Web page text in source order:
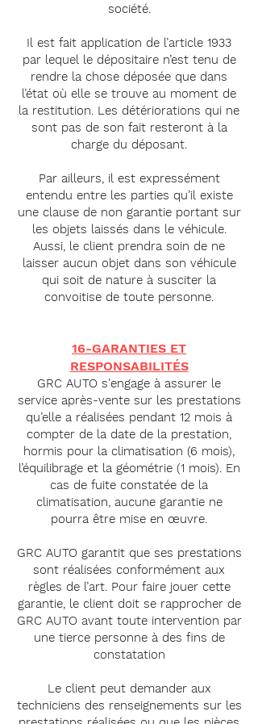
société.
Il est fait application de l’article 1933
par lequel le dépositaire n’est tenu de
rendre la chose déposée que dans
l’état où elle se trouve au moment de
la restitution. Les détériorations qui ne
sont pas de son fait resteront à la
charge du déposant.
Par ailleurs, il est expressément
entendu entre les parties qu’il existe
une clause de non garantie portant sur
les objets laissés dans le véhicule.
Aussi, le client prendra soin de ne
laisser aucun objet dans son véhicule
qui soit de nature à susciter la
convoitise de toute personne.
16-GARANTIES ET
RESPONSABILITÉS
GRC AUTO s'engage à assurer le
service après-vente sur les prestations
qu’elle a réalisées pendant 12 mois à
compter de la date de la prestation,
hormis pour la climatisation (6 mois),
l’équilibrage et la géométrie (1 mois). En
cas de fuite constatée de la
climatisation, aucune garantie ne
pourra être mise en œuvre.
GRC AUTO garantit que ses prestations
sont réalisées conformément aux
règles de l’art. Pour faire jouer cette
garantie, le client doit se rapprocher de
GRC AUTO avant toute intervention par
une tierce personne à des fins de
constatation
Le client peut demander aux
techniciens des renseignements sur les